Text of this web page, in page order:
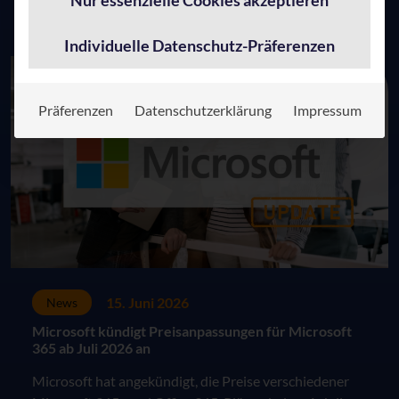
News
15. Juni 2026
Microsoft kündigt Preisanpassungen für Microsoft
365 ab Juli 2026 an
Microsoft hat angekündigt, die Preise verschiedener
Individuelle Datenschutz-Präferenzen
Präferenzen Datenschutzerklärung Impressum